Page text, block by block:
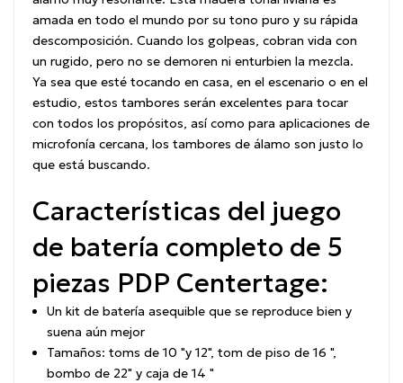
amada en todo el mundo por su tono puro y su rápida
descomposición. Cuando los golpeas, cobran vida con
un rugido, pero no se demoren ni enturbien la mezcla.
Ya sea que esté tocando en casa, en el escenario o en el
estudio, estos tambores serán excelentes para tocar
con todos los propósitos, así como para aplicaciones de
microfonía cercana, los tambores de álamo son justo lo
que está buscando.
Características del juego
de batería completo de 5
piezas PDP Centertage:
Un kit de batería asequible que se reproduce bien y
suena aún mejor
Tamaños: toms de 10 "y 12", tom de piso de 16 ",
bombo de 22" y caja de 14 "